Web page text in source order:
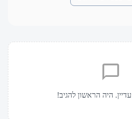
היה הראשון להגיב!